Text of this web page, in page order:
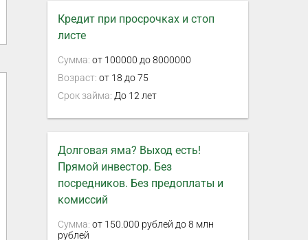
Кредит при просрочках и стоп
листе
Сумма: от 100000 до 8000000
Возраст: от 18 до 75
Срок займа: До 12 лет
Долговая яма? Выход есть!
Прямой инвестор. Без
посредников. Без предоплаты и
комиссий
Сумма: от 150.000 рублей до 8 млн
рублей